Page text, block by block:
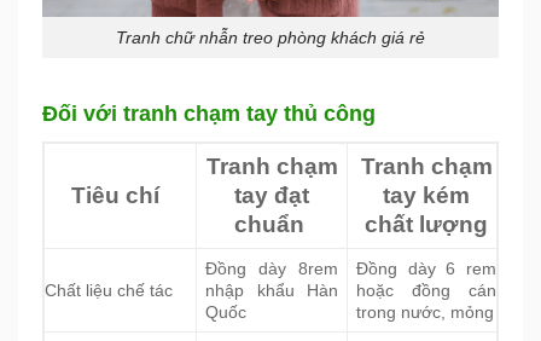
Tranh chữ nhẫn treo phòng khách giá rẻ
Đối với tranh chạm tay thủ công
Tiêu chí
Tranh chạm
tay đạt
chuẩn
Tranh chạm
tay kém
chất lượng
Chất liệu chế tác
Đồng dày 8rem
nhập khẩu Hàn
Quốc
Đồng dày 6 rem
hoặc đồng cán
trong nước, mỏng